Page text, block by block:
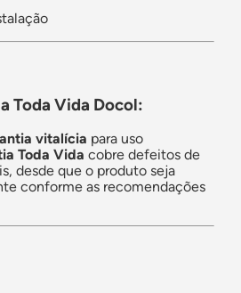
Toda Vida Docol:
vitalícia para uso
Toda Vida cobre defeitos de
desde que o produto seja
conforme as recomendações